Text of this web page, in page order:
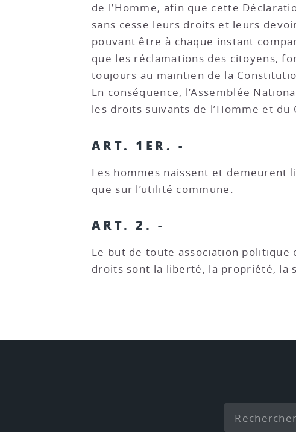
de l’Homme, afin que cette
sans cesse leurs droits et leurs
pouvant être à chaque instant
que les réclamations des citoyens,
toujours au maintien de la
En conséquence, l’Assemblée
les droits suivants de l’Homme et du
ART. 1ER. -
Les hommes naissent et demeurent
que sur l’utilité commune.
ART. 2. -
Le but de toute association politique
droits sont la liberté, la propriété, la